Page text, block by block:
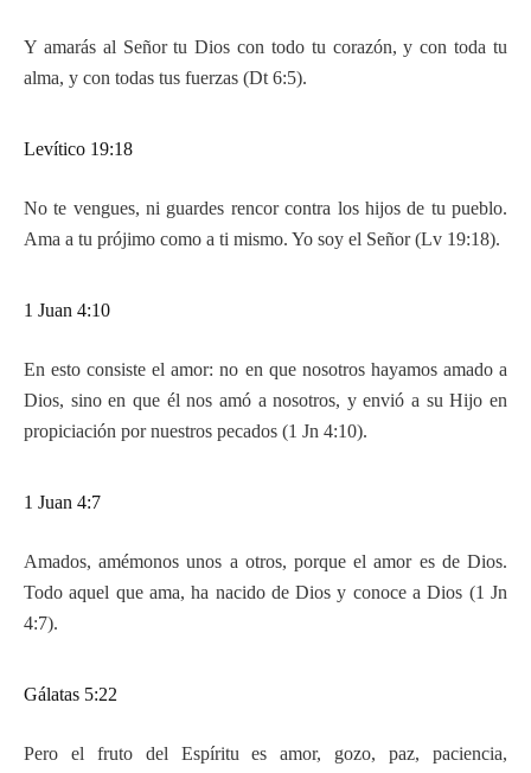
Y amarás al Señor tu Dios con todo tu corazón, y con toda tu
alma, y con todas tus fuerzas (Dt 6:5).
Levítico 19:18
No te vengues, ni guardes rencor contra los hijos de tu pueblo.
Ama a tu prójimo como a ti mismo. Yo soy el Señor (Lv 19:18).
1 Juan 4:10
En esto consiste el amor: no en que nosotros hayamos amado a
Dios, sino en que él nos amó a nosotros, y envió a su Hijo en
propiciación por nuestros pecados (1 Jn 4:10).
1 Juan 4:7
Amados, amémonos unos a otros, porque el amor es de Dios.
Todo aquel que ama, ha nacido de Dios y conoce a Dios (1 Jn
4:7).
Gálatas 5:22
Pero el fruto del Espíritu es amor, gozo, paz, paciencia,